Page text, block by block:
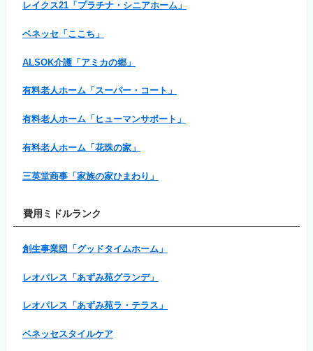
レイクス21「プラチナ・シニアホーム」
ベネッセ「ここち」
ALSOK介護「アミカの郷」
有料老人ホーム「スーパー・コート」
有料老人ホーム「ヒューマンサポート」
有料老人ホーム「花珠の家」
三英堂商事「家族の家ひまわり」
費用ミドルランク
創生事業団「グッドタイムホーム」
レオパレス「あずみ苑グランデ」
レオパレス「あずみ苑ラ・テラス」
ベネッセスタイルケア